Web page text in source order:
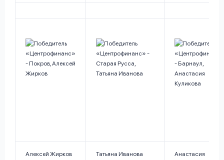
Алексей Жирков Татьяна Иванова
Анастасия